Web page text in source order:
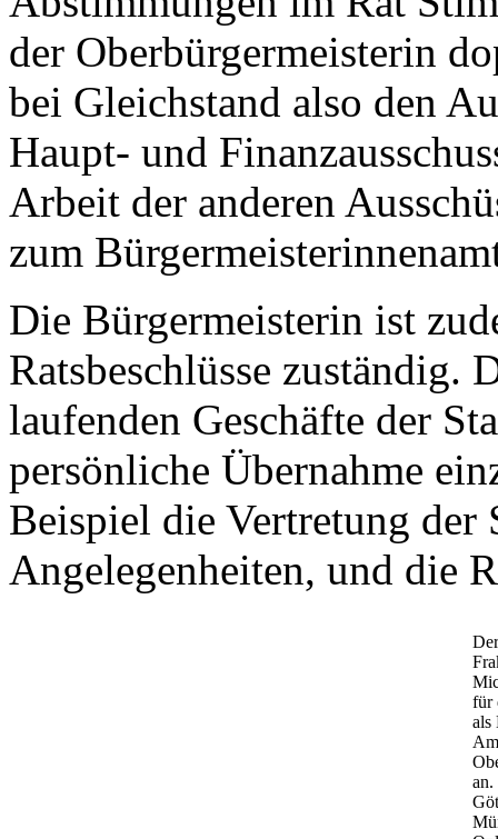
der Oberbürgermeisterin
bei Gleichstand also den
Haupt- und
Arbeit der anderen
zum
Die Bürgermeisterin ist
Ratsbeschlüsse zuständig.
laufenden Geschäfte der
persönliche Übernahme
Beispiel die Vertretung der
Angelegenheiten, und die
Der
für
als
an.